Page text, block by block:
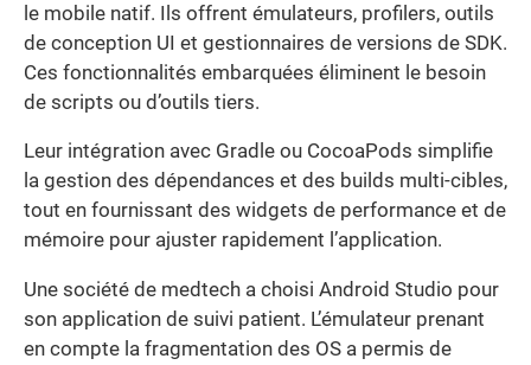
le mobile natif. Ils offrent émulateurs, profilers, outils
de conception UI et gestionnaires de versions de SDK.
Ces fonctionnalités embarquées éliminent le besoin
de scripts ou d’outils tiers.
Leur intégration avec Gradle ou CocoaPods simplifie
la gestion des dépendances et des builds multi-cibles,
tout en fournissant des widgets de performance et de
mémoire pour ajuster rapidement l’application.
Une société de medtech a choisi Android Studio pour
son application de suivi patient. L’émulateur prenant
en compte la fragmentation des OS a permis de